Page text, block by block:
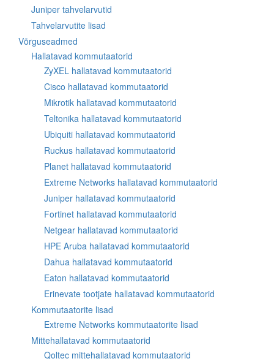
Juniper tahvelarvutid
Tahvelarvutite lisad
Võrguseadmed
Hallatavad kommutaatorid
ZyXEL hallatavad kommutaatorid
Cisco hallatavad kommutaatorid
Mikrotik hallatavad kommutaatorid
Teltonika hallatavad kommutaatorid
Ubiquiti hallatavad kommutaatorid
Ruckus hallatavad kommutaatorid
Planet hallatavad kommutaatorid
Extreme Networks hallatavad kommutaatorid
Juniper hallatavad kommutaatorid
Fortinet hallatavad kommutaatorid
Netgear hallatavad kommutaatorid
HPE Aruba hallatavad kommutaatorid
Dahua hallatavad kommutaatorid
Eaton hallatavad kommutaatorid
Erinevate tootjate hallatavad kommutaatorid
Kommutaatorite lisad
Extreme Networks kommutaatorite lisad
Mittehallatavad kommutaatorid
Qoltec mittehallatavad kommutaatorid